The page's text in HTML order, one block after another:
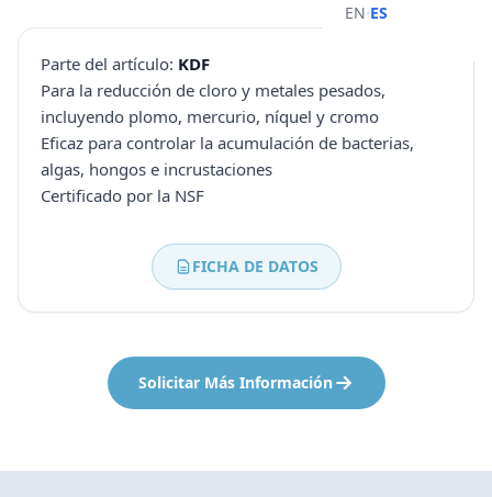
EN·ES
Parte del artículo: KDF
Para la reducción de cloro y metales pesados,
incluyendo plomo, mercurio, níquel y cromo
Eficaz para controlar la acumulación de bacterias,
algas, hongos e incrustaciones
Certificado por la NSF
FICHA DE DATOS
Solicitar Más Información